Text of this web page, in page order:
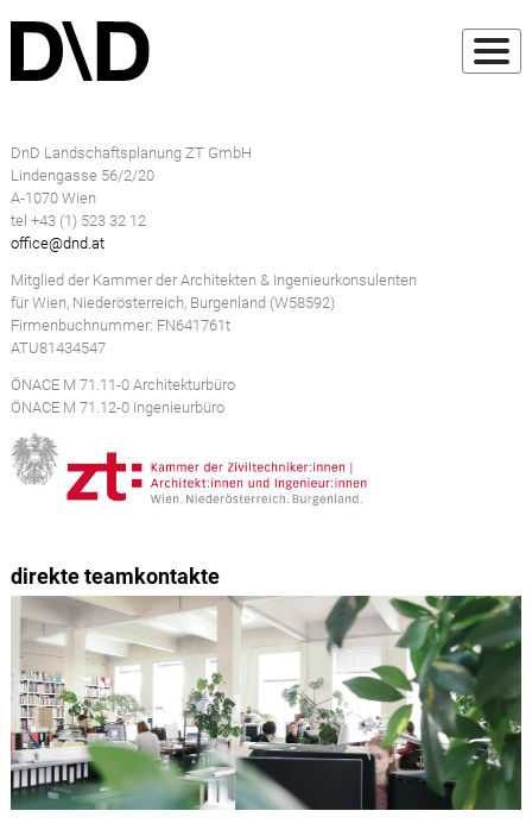
DnD Landschaftsplanung ZT GmbH
Lindengasse 56/2/20
A-1070 Wien
tel +43 (1) 523 32 12
office@dnd.at
Mitglied der Kammer der Architekten & Ingenieurkonsulenten
für Wien, Niederösterreich, Burgenland (W58592)
Firmenbuchnummer: FN641761t
ATU81434547
ÖNACE M 71.11-0 Architekturbüro
ÖNACE M 71.12-0 Ingenieurbüro
direkte teamkontakte